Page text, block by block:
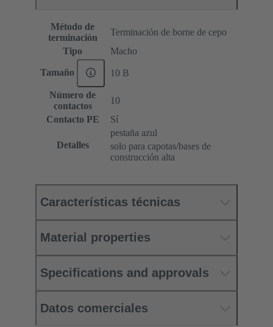
Método de
terminación
Terminación de borne de cepo
Tipo
Macho
Tamaño 10 B
Número de
contactos
10
Contacto PE
Sí
Detalles
pestaña azul
solo para capotas/bases de
construcción alta
Características técnicas
Material properties
Specifications and approvals
Datos comerciales